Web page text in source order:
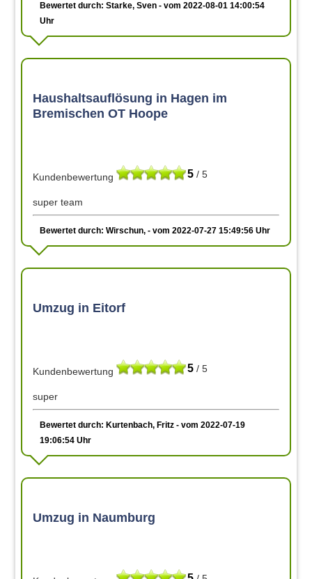
Bewertet durch: Starke, Sven - vom 2022-08-01 14:00:54
Uhr
Haushaltsauflösung in Hagen im
Bremischen OT Hoope
5 / 5
Kundenbewertung
super team
Bewertet durch: Wirschun, - vom 2022-07-27 15:49:56 Uhr
Umzug in Eitorf
5 / 5
Kundenbewertung
super
Bewertet durch: Kurtenbach, Fritz - vom 2022-07-19
19:06:54 Uhr
Umzug in Naumburg